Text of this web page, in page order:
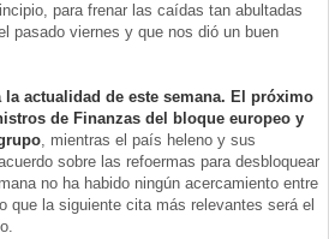
para frenar las caídas tan abultadas
pasado viernes y que nos dió un buen
la actualidad de este semana. El próximo
de Finanzas del bloque europeo y
, mientras el país heleno y sus
sobre las refoermas para desbloquear
no ha habido ningún acercamiento entre
que la siguiente cita más relevantes será el